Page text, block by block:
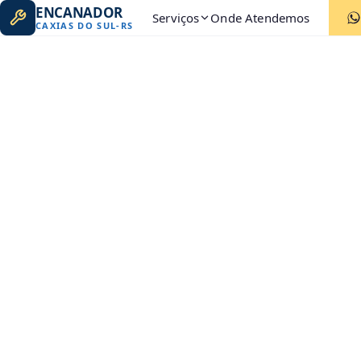
ENCANADOR
CAXIAS DO SUL- RS Serviços Onde Atendemos